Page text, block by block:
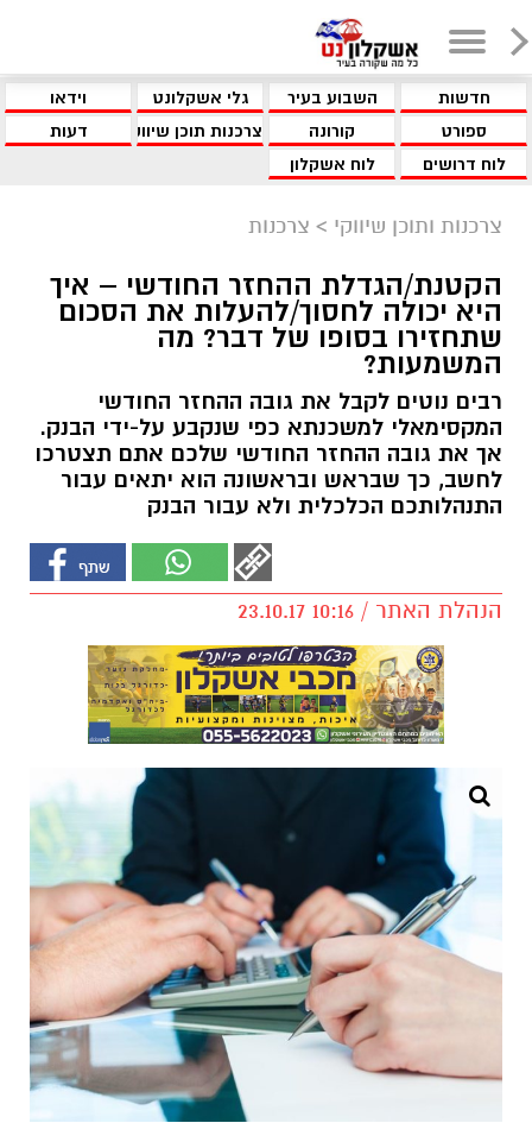
חדשות השבוע בעיר גלי אשקלונט
וידאו
ספורט
קורונה צרכנות תוכן שיווקי
דעות
לוח דרושים
לוח אשקלון
צרכנות ותוכן שיווקי > צרכנות
הקטנת/הגדלת ההחזר החודשי – איך
היא יכולה לחסוך/להעלות את הסכום
שתחזירו בסופו של דבר? מה
המשמעות?
רבים נוטים לקבל את גובה ההחזר החודשי
המקסימאלי למשכנתא כפי שנקבע על-ידי הבנק.
אך את גובה ההחזר החודשי שלכם אתם תצטרכו
לחשב, כך שבראש ובראשונה הוא יתאים עבור
התנהלותכם הכלכלית ולא עבור הבנק
הנהלת האתר / 10:16 23.10.17